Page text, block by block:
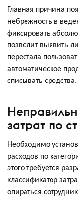
Главная причина
небрежность в
фиксировать
позволит выявить
перестала
автоматическое
списывать средства.
затрат по
Необходимо
расходов по
этого требуется
классификатор
опираться